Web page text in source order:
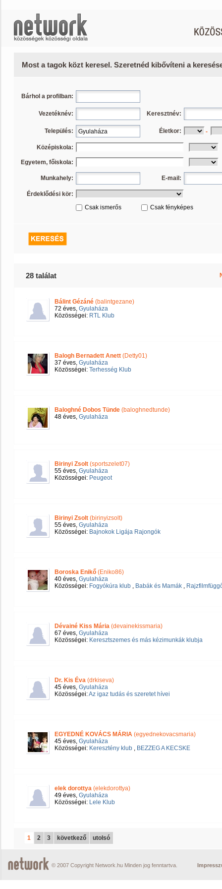
Most a tagok közt keresel. Szeretnéd kibővíteni a
Bárhol a profilban:
Vezetéknév: Keresztnév:
Település: Életkor: -
Középiskola:
Egyetem, főiskola:
Munkahely: E-mail:
Érdeklődési kör:
Csak ismerős
Csak fényképes
28 találat
Bálint Gézáné (balintgezane)
72 éves, Gyulaháza
Közösségei: RTL Klub
Balogh Bernadett Anett (Detty01)
37 éves, Gyulaháza
Közösségei: Terhesség Klub
Baloghné Dobos Tünde (baloghnedtunde)
48 éves, Gyulaháza
Birinyi Zsolt (sportszelet07)
55 éves, Gyulaháza
Közösségei: Peugeot
Birinyi Zsolt (birinyizsolt)
55 éves, Gyulaháza
Közösségei: Bajnokok Ligája Rajongók
Boroska Enikő (Eniko86)
40 éves, Gyulaháza
Közösségei: Fogyókúra klub , Babák és Mamák ,
Dévainé Kiss Mária (devainekissmaria)
67 éves, Gyulaháza
Közösségei: Keresztszemes és más kézimunkák klubja
Dr. Kis Éva (drkiseva)
45 éves, Gyulaháza
Közösségei:Az igaz tudás és szeretet hívei
EGYEDNÉ KOVÁCS MÁRIA (egyednekovacsmaria)
45 éves, Gyulaháza
Közösségei: Keresztény klub , BEZZEG A KECSKE
elek dorottya (elekdorottya)
49 éves, Gyulaháza
Közösségei: Lele Klub
1 2 3 következő utolsó
© 2007 Copyright Network.hu Minden jog fenntartva.